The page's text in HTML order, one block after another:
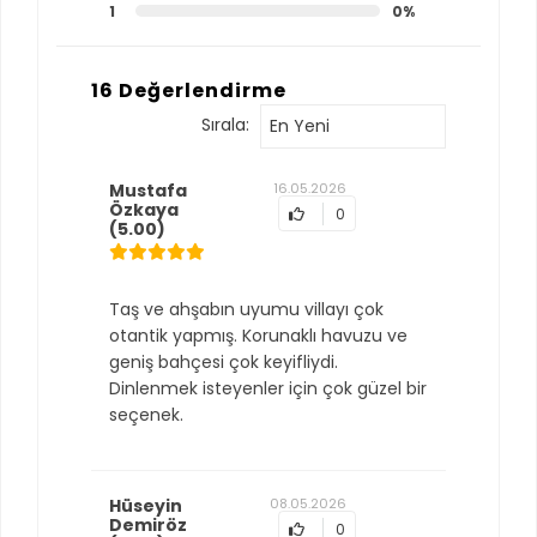
1
0%
16 Değerlendirme
Sırala: En Yeni
Mustafa
Özkaya
(5.00)
16.05.2026
0
Taş ve ahşabın uyumu villayı çok
otantik yapmış. Korunaklı havuzu ve
geniş bahçesi çok keyifliydi.
Dinlenmek isteyenler için çok güzel bir
seçenek.
Hüseyin
Demiröz
08.05.2026
0